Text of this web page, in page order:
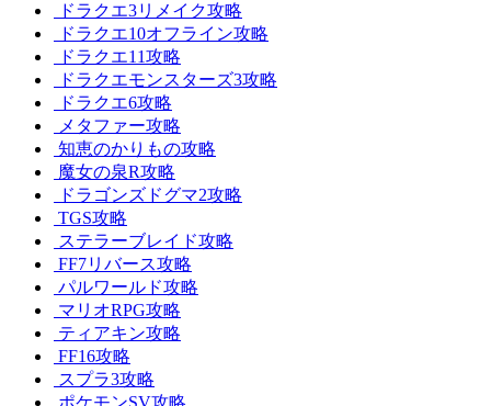
ドラクエ3リメイク攻略
ドラクエ10オフライン攻略
ドラクエ11攻略
ドラクエモンスターズ3攻略
ドラクエ6攻略
メタファー攻略
知恵のかりもの攻略
魔女の泉R攻略
ドラゴンズドグマ2攻略
TGS攻略
ステラーブレイド攻略
FF7リバース攻略
パルワールド攻略
マリオRPG攻略
ティアキン攻略
FF16攻略
スプラ3攻略